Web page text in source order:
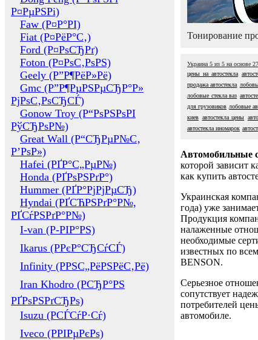
Р¤РµРЅРі)
Faw (Р¤Р°РІ)
Fiat (Р¤РёР°С‚)
Ford (Р¤РѕСЂРґ)
Foton (Р¤РѕС‚РѕРЅ)
Geely (Р”Р¶РёР»Рё)
Gmc (Р”Р¶РµРЅРµСЂР°Р»
РјРѕС‚РѕСЂСЃ)
Gonow Troy (Р“РѕРЅРѕРІ
РўСЂРѕР№)
Great Wall (Р“СЂРµР№С‚
Р’РѕР»)
Hafei (РҐР°С„РµР№)
Honda (РҐРѕРЅРґР°)
Hummer (РҐР°РјРјРµСЂ)
Hyndai (РҐСЋРЅРґР°Р№,
РҐСѓРЅРґР°Р№)
I-van (Р-РІР°РЅ)
Ikarus (РРєР°СЂСѓСЃ)
Infinity (РРЅС„РёРЅРёС‚Рё)
Iran Khodro (РСЂР°РЅ
РҐРѕРЅРґСЂРѕ)
Isuzu (РСЃСѓР·Сѓ)
Iveco (РРІРµРєРѕ)
Тонирование
Украина 5 из 5 на основе 27
цены на автостекла
продажа автостекла
лобовые стекла ваз
для грузовиков лобовые
киев автостекла цены
автостекла иномарок
Автомобильные
которой зависит
как купить
Украинская
года) уже
Продукция
налаженные
необходимые
известных по
BENSON.
Серьезное
сопутствует
потребителей
автомобиле.